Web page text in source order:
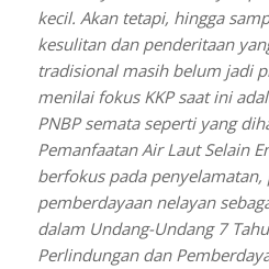
kecil. Akan tetapi, hingga
kesulitan dan penderitaan
tradisional masih belum jadi
menilai fokus KKP saat ini
PNBPsemata seperti yang
Pemanfaatan Air Laut Selain
berfokus pada
pemberdayaan nelayan
dalam Undang-Undang 7
Perlindungan dan